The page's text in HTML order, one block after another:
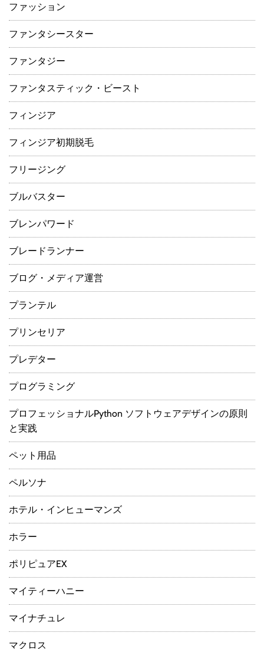
ファッション
ファンタシースター
ファンタジー
ファンタスティック・ビースト
フィンジア
フィンジア初期脱毛
フリージング
ブルバスター
ブレンパワード
ブレードランナー
ブログ・メディア運営
プランテル
プリンセリア
プレデター
プログラミング
プロフェッショナルPython ソフトウェアデザインの原則
と実践
ペット用品
ペルソナ
ホテル・インヒューマンズ
ホラー
ポリピュアEX
マイティーハニー
マイナチュレ
マクロス